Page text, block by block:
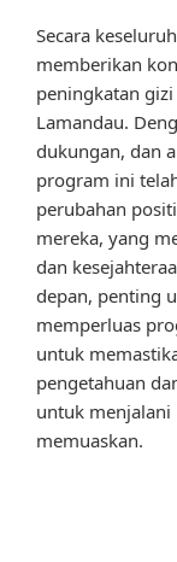
Secara
memberikan
peningkatan
Lamandau.
dukungan, dan
program ini
perubahan
mereka, yang
dan
depan, penting
memperluas
untuk
pengetahuan
untuk menjalani
memuaskan.